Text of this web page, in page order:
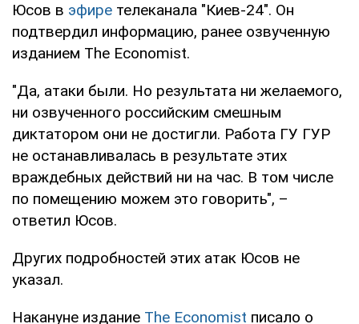
Юсов в эфире телеканала "Киев-24". Он
подтвердил информацию, ранее озвученную
изданием The Economist.
"Да, атаки были. Но результата ни желаемого,
ни озвученного российским смешным
диктатором они не достигли. Работа ГУ ГУР
не останавливалась в результате этих
враждебных действий ни на час. В том числе
по помещению можем это говорить", –
ответил Юсов.
Других подробностей этих атак Юсов не
указал.
Накануне издание The Economist писало о